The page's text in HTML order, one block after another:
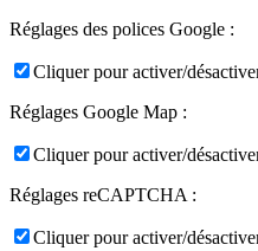
Réglages des polices Google :
Cliquer pour activer/
Réglages Google Map :
Cliquer pour activer/
Réglages reCAPTCHA :
Cliquer pour activer/